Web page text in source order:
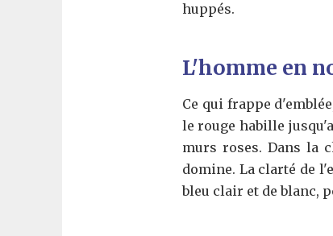
huppés.
L'homme en
Ce qui frappe
le rouge habille
murs roses. Dans la
domine. La clarté de
bleu clair et de blanc,